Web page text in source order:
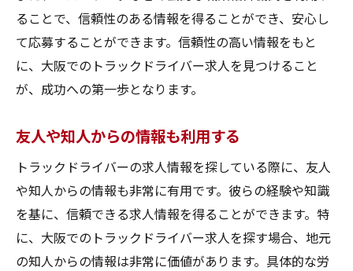
ることで、信頼性のある情報を得ることができ、安心し
て応募することができます。信頼性の高い情報をもと
に、大阪でのトラックドライバー求人を見つけること
が、成功への第一歩となります。
友人や知人からの情報も利用する
トラックドライバーの求人情報を探している際に、友人
や知人からの情報も非常に有用です。彼らの経験や知識
を基に、信頼できる求人情報を得ることができます。特
に、大阪でのトラックドライバー求人を探す場合、地元
の知人からの情報は非常に価値があります。具体的な労